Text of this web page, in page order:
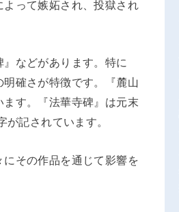
って嫉妬され、投獄され
などがあります。特に
明確さが特徴です。『麓山
す。『法華寺碑』は元末
記されています。
その作品を通じて影響を